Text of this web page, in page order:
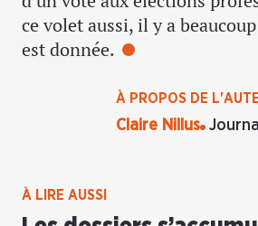
À PROPOS DE
Claire Nillus
ce volet aussi, il y a
est donnée.
À LIRE AUSSI